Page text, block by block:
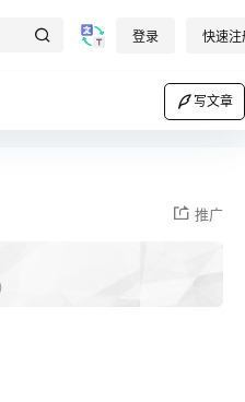
登录 快速注
写文章
推广